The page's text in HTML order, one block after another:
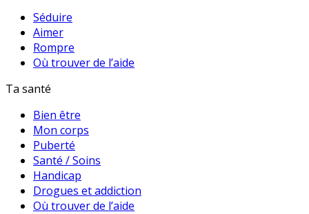
Séduire
Aimer
Rompre
Où trouver de l’aide
Ta santé
Bien être
Mon corps
Puberté
Santé / Soins
Handicap
Drogues et addiction
Où trouver de l’aide